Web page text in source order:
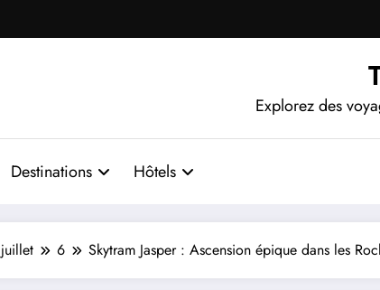
Explorez des
Destinations Hôtels
juillet 6 Skytram Jasper : Ascension épique dans les